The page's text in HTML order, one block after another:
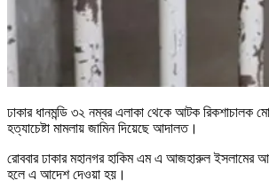
ঢাকার ধানমন্ডি ৩২ নম্বর এলাকা থেকে আটক রিকশাচালক
হত্যাচেষ্টা মামলায় জামিন দিয়েছে আদালত।
রোববার ঢাকার মহানগর হাকিম এম এ আজহারুল ইসলামের
হলে এ আদেশ দেওয়া হয়।